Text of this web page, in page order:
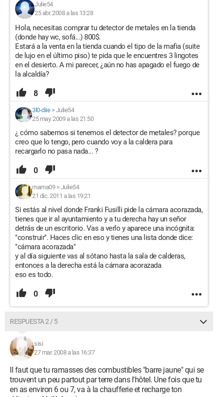
Julie54
25 abr. 2008 a las 13:28
Hola, necesitas comprar tu detector de metales en la tienda
(donde hay wc, sofá...) 800$.
Estará a la venta en la tienda cuando el tipo de la mafia (suite
de lujo en el último piso) te pida que le encuentres 3 lingotes
en el desierto. A mi parecer, ¿aún no has apagado el fuego de
la alcaldía?
8
3l0-diie> Julie54
25 may. 2009 a las 21:50
¿ cómo sabemos si tenemos el detector de metales? porque
creo que lo tengo, pero cuando voy a la caldera para
recargarlo no pasa nada... ?
0
mama09> Julie54
21 dic. 2011 a las 19:21
Si estás al nivel donde Franki Fusilli pide la cámara acorazada,
tienes que ir al ayuntamiento y a tu derecha hay un señor
detrás de un escritorio. Vas a verlo y aparece una incógnita:
"construir". Haces clic en eso y tienes una lista donde dice:
"cámara acorazada"
y al día siguiente vas al sótano hasta la sala de calderas,
entonces a la derecha está la cámara acorazada
eso es todo.
0
RESPUESTA 2 / 5
sisi
27 mar. 2008 a las 16:37
Il faut que tu ramasses des combustibles "barre jaune" qui se
trouvent un peu partout par terre dans l'hôtel. Une fois que tu
en as environ 6 ou 7, va à la chaufferie et recharge ton